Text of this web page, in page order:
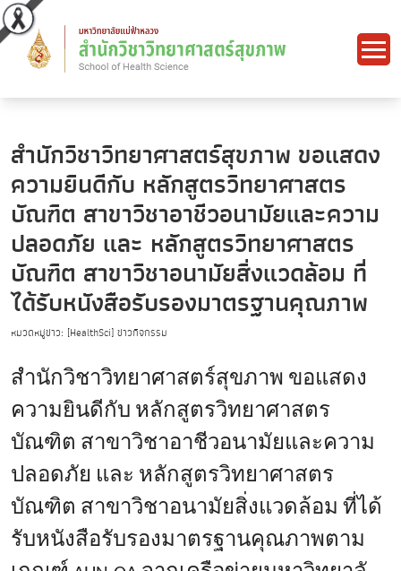
สำนักวิชาวิทยาศาสตร์สุขภาพ ขอแสดง
ความยินดีกับ หลักสูตรวิทยาศาสตร
บัณฑิต สาขาวิชาอาชีวอนามัยและความ
ปลอดภัย และ หลักสูตรวิทยาศาสตร
บัณฑิต สาขาวิชาอนามัยสิ่งแวดล้อม ที่
ได้รับหนังสือรับรองมาตรฐานคุณภาพ
หมวดหมู่ข่าว: [HealthSci] ข่าวกิจกรรม
สำนักวิชาวิทยาศาสตร์สุขภาพ ขอแสดง
ความยินดีกับ หลักสูตรวิทยาศาสตร
บัณฑิต สาขาวิชาอาชีวอนามัยและความ
ปลอดภัย และ หลักสูตรวิทยาศาสตร
บัณฑิต สาขาวิชาอนามัยสิ่งแวดล้อม ที่ได้
รับหนังสือรับรองมาตรฐานคุณภาพตาม